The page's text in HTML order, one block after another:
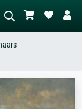
– bijv. groene
veel rood, donker